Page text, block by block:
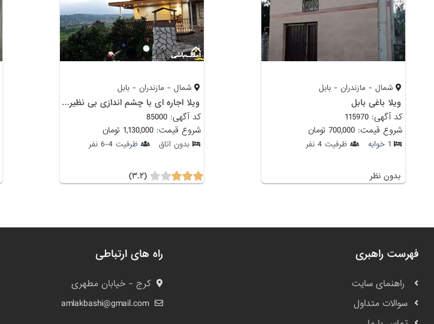
شمال - مازندران - بابل
ویلا باغی بابل
کد آگهی: 115970
شروع قیمت: 700,000 تومان
1 خوابه ظرفیت 4 نفر
بدون نظر
شمال - مازندران - بابل
ویلا اجاره ای با چشم اندازی بی نظیر در بابلکنار
کد آگهی: 85000
شروع قیمت: 1,130,000 تومان
بدون اتاق ظرفیت 4-6 نفر
(۳.۲)
فهرست راهبری
راهنمای سایت
سوالات متداول
راه های ارتباطی
کرج - خیابان مطهری
amlakbashi@gmail.com